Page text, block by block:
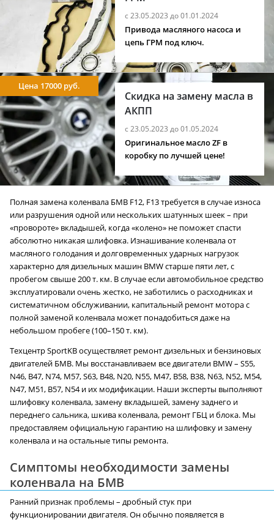
с 23.05.2023 до 01.01.2024
Привода масляного насоса и
цепь ГРМ под ключ.
Скидка на замену масла в
АКПП
с 23.05.2023 до 01.05.2024
Цена 17000 руб.
Оригинальное масло ZF в
коробку по лучшей цене!
Полная замена коленвала БМВ F12, F13 требуется в случае износа
или разрушения одной или нескольких шатунных шеек – при
«провороте» вкладышей, когда «колено» не поможет спасти
абсолютно никакая шлифовка. Изнашивание коленвала от
масляного голодания и долговременных ударных нагрузок
характерно для дизельных машин BMW старше пяти лет, с
пробегом свыше 200 т. км. В случае если автомобильное средство
эксплуатировали очень жестко, не заботились о расходниках и
систематичном обслуживании, капитальный ремонт мотора с
полной заменой коленвала может понадобиться даже на
небольшом пробеге (100–150 т. км).
Техцентр SportKB осуществляет ремонт дизельных и бензиновых
двигателей БМВ. Мы восстанавливаем все двигатели BMW – S55,
N46, B47, N74, M57, S63, B48, N20, N55, M47, B58, B38, N63, N52, M54,
N47, M51, B57, N54 и их модификации. Наши эксперты выполняют
шлифовку коленвала, замену вкладышей, замену заднего и
переднего сальника, шкива коленвала, ремонт ГБЦ и блока. Мы
предоставляем официальную гарантию на шлифовку и замену
коленвала и на остальные типы ремонта.
Симптомы необходимости замены
коленвала на БМВ
Ранний признак проблемы – дробный стук при
функционировании двигателя. Он обычно появляется в